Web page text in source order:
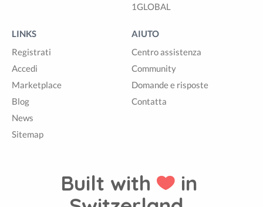
1GLOBAL
LINKS
Registrati
Accedi
Marketplace
Blog
News
Sitemap
AIUTO
Centro assistenza
Community
Domande e risposte
Contatta
Built with
in